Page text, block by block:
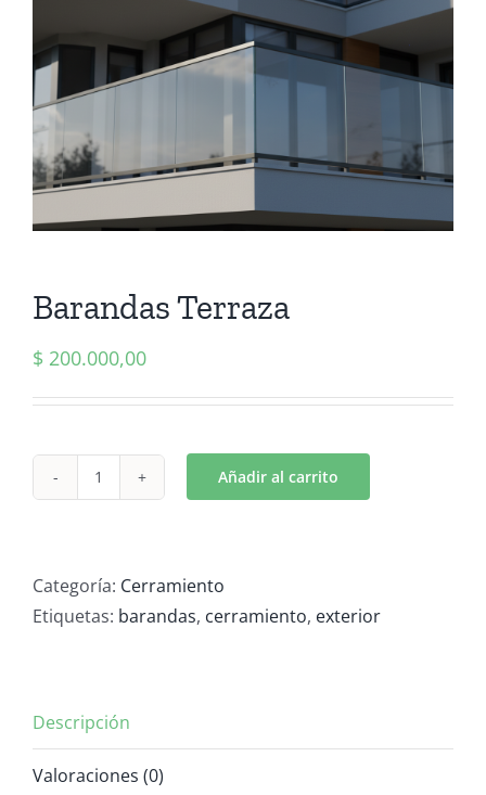
Barandas Terraza
$ 200.000,00
Barandas
Añadir al carrito
Categoría: Cerramiento
Etiquetas: barandas, cerramiento, exterior
Descripción
Valoraciones (0)